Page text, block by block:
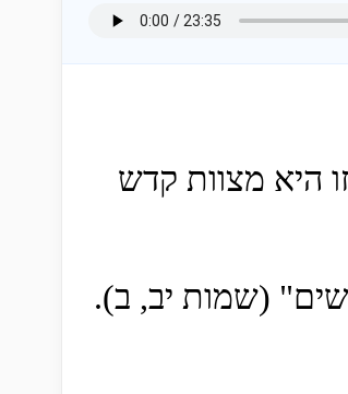
היא מצוות קדש
(שמות יב, ב).